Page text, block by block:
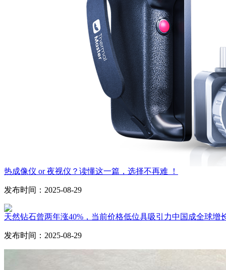
热成像仪 or 夜视仪？读懂这一篇，选择不再难 ！
发布时间：2025-08-29
天然钻石曾两年涨40%，当前价格低位具吸引力中国成全球增
发布时间：2025-08-29